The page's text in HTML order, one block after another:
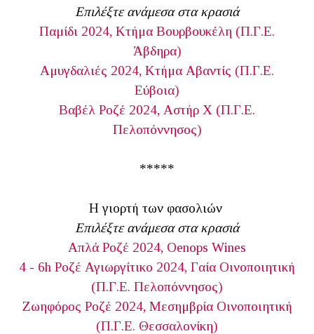
Επιλέξτε ανάμεσα στα κρασιά
Παμίδι 2024, Κτήμα Βουρβουκέλη (Π.Γ.Ε.
Άβδηρα)
Αμυγδαλιές 2024, Κτήμα Αβαντίς (Π.Γ.Ε.
Εύβοια)
Βαβέλ Ροζέ 2024, Αστήρ Χ (Π.Γ.Ε.
Πελοπόννησος)
*****
Η γιορτή των φασολιών
Επιλέξτε ανάμεσα στα κρασιά
Απλά Ροζέ 2024, Oenops Wines
4 - 6h Ροζέ Αγιωργίτικο 2024, Γαία Οινοποιητική
(Π.Γ.Ε. Πελοπόννησος)
Ζωηφόρος Ροζέ 2024, Μεσημβρία Οινοποιητική
(Π.Γ.Ε. Θεσσαλονίκη)